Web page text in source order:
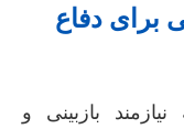
برای دفاع
بازبینی و